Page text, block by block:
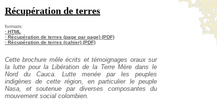
Récupération de terres
formats:
· HTML
· Récupération de terres (page par page) (PDF)
· Récupération de terres (cahier) (PDF)
Cette brochure mêle écrits et témoignages oraux sur
la lutte pour la Libération de la Terre Mère dans le
Nord du Cauca. Lutte menée par les peuples
indigènes de cette région, en particulier le peuple
Nasa, et soutenue par diverses composantes du
mouvement social colombien.